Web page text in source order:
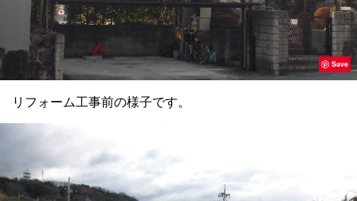
Save
リフォーム工事前の様子です。